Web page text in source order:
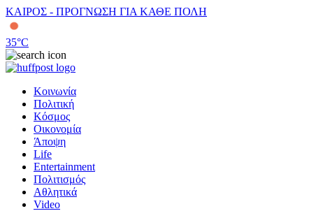
ΚΑΙΡΟΣ - ΠΡΟΓΝΩΣΗ ΓΙΑ ΚΑΘΕ ΠΟΛΗ
35°C
Κοινωνία
Πολιτική
Κόσμος
Οικονομία
Άποψη
Life
Entertainment
Πολιτισμός
Αθλητικά
Video